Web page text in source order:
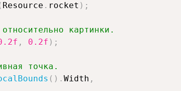
Resource . rocket ) ;
картинки.
, 0.2f ) ;
точка.
( ) . Width ,